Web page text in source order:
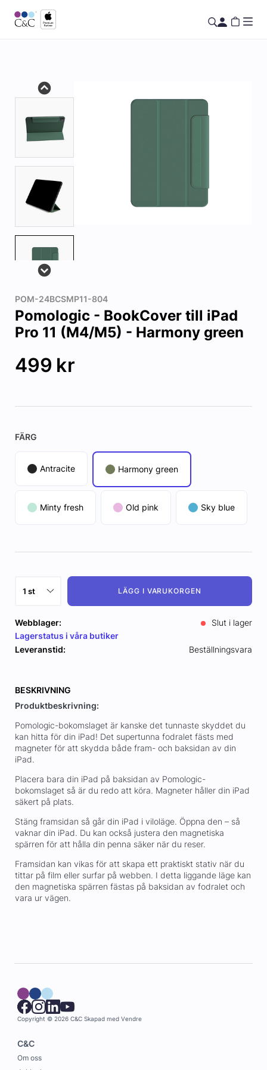
POM-24BCSMP11-804
Pomologic - BookCover till iPad
Pro 11 (M4/M5) - Harmony green
499 kr
FÄRG
Antracite Harmony green
Minty fresh Old pink Sky blue
LÄGG I VARUKORGEN
Webblager:
Slut i lager
Lagerstatus i våra butiker
Leveranstid:
Beställningsvara
BESKRIVNING
Produktbeskrivning:
Pomologic-bokomslaget är kanske det tunnaste skyddet du
kan hitta för din iPad! Det supertunna fodralet fästs med
magneter för att skydda både fram- och baksidan av din
iPad.
Placera bara din iPad på baksidan av Pomologic-
bokomslaget så är du redo att köra. Magneter håller din iPad
säkert på plats.
Stäng framsidan så går din iPad i viloläge. Öppna den – så
vaknar din iPad. Du kan också justera den magnetiska
spärren för att hålla din penna säker när du reser.
Framsidan kan vikas för att skapa ett praktiskt stativ när du
tittar på film eller surfar på webben. I detta liggande läge kan
den magnetiska spärren fästas på baksidan av fodralet och
vara ur vägen.
Copyright © 2026 C&C Skapad med Vendre
C&C
Om oss